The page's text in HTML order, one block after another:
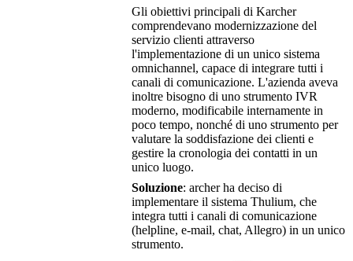
Gli obiettivi principali di Karcher
comprendevano modernizzazione del
servizio clienti attraverso
l'implementazione di un unico sistema
omnichannel, capace di integrare tutti i
canali di comunicazione. L'azienda aveva
inoltre bisogno di uno strumento IVR
moderno, modificabile internamente in
poco tempo, nonché di uno strumento per
valutare la soddisfazione dei clienti e
gestire la cronologia dei contatti in un
unico luogo.
Soluzione: archer ha deciso di
implementare il sistema Thulium, che
integra tutti i canali di comunicazione
(helpline, e-mail, chat, Allegro) in un unico
strumento.